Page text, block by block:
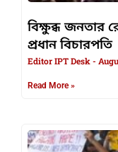
বিক্ষুব্ধ
প্রধান বিচারপতি
Editor IPT Desk
Read More »